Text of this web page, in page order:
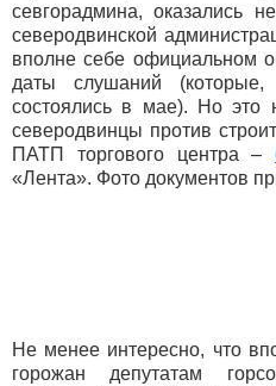
севгорадмина, оказались
северодвинской
вполне себе официальном
даты слушаний
состоялись в мае). Но это
северодвинцы против
ПАТП торгового центра –
«Лента». Фото документов
Не менее интересно, что
горожан депутатам